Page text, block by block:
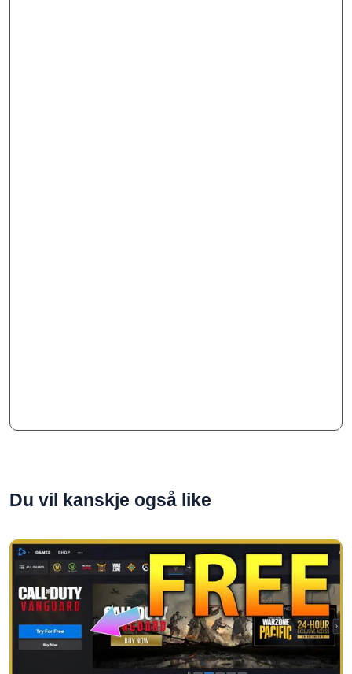
Du vil kanskje også like